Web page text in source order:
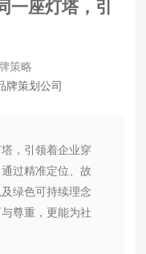
一座灯塔，引
策略
牌策划公司
，引领着企业穿
过精准定位、故
绿色可持续理念
尊重，更能为社